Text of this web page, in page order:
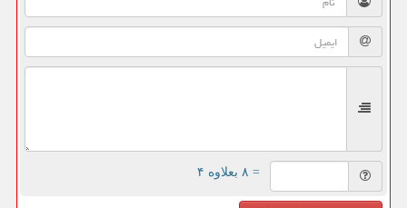
= ۸ بعلاوه ۴